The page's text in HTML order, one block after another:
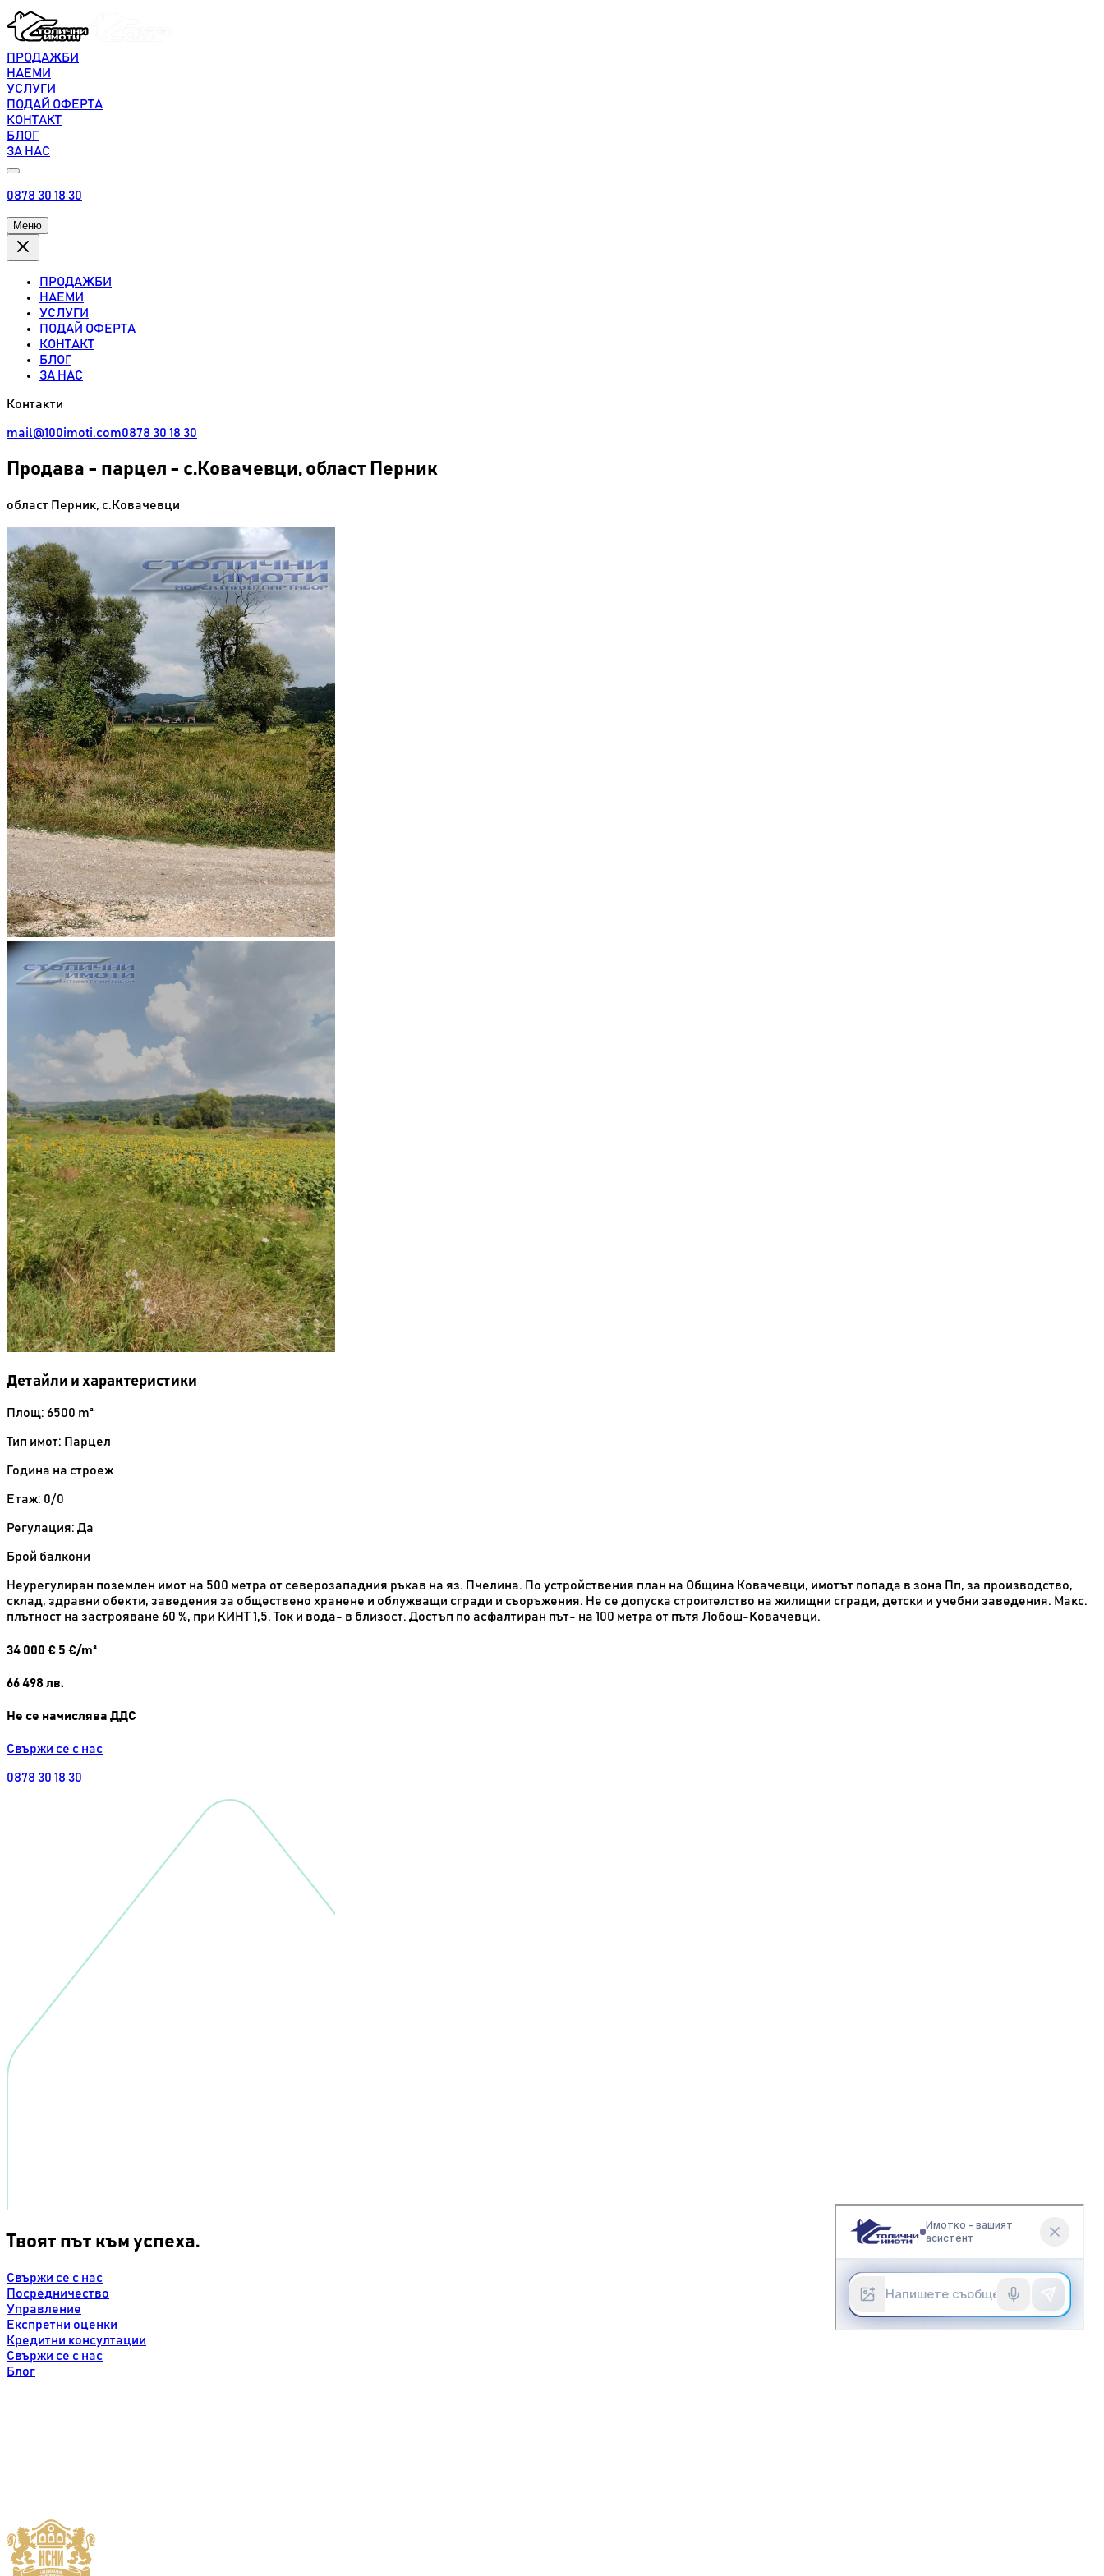
ПРОДАЖБИ
НАЕМИ
УСЛУГИ
ПОДАЙ ОФЕРТА
КОНТАКТ
БЛОГ
ЗА НАС
0878 30 18 30
Меню
ПРОДАЖБИ
НАЕМИ
УСЛУГИ
ПОДАЙ ОФЕРТА
КОНТАКТ
БЛОГ
ЗА НАС
Контакти
mail@100imoti.com0878 30 18 30
Продава - парцел - с.Ковачевци, област Перник
област Перник, с.Ковачевци
Детайли и характеристики
Площ: 6500 m²
Тип имот: Парцел
Година на строеж
Етаж: 0/0
Регулация: Да
Брой балкони
Неурегулиран поземлен имот на 500 метра от северозападния ръкав на яз. Пчелина. По устройствения план на Община Ковачевци, имотът попада в зона Пп, за производство,
склад, здравни обекти, заведения за обществено хранене и облужващи сгради и съоръжения. Не се допуска строителство на жилищни сгради, детски и учебни заведения. Макс.
плътност на застрояване 60 %, при КИНТ 1,5. Ток и вода- в близост. Достъп по асфалтиран път- на 100 метра от пътя Лобош-Ковачевци.
34 000 € 5 €/m²
66 498 лв.
Не се начислява ДДС
Свържи се с нас
0878 30 18 30
Твоят път към успеха.
Свържи се с нас
Посредничество
Управление
Експретни оценки
Кредитни консултации
Свържи се с нас
Блог